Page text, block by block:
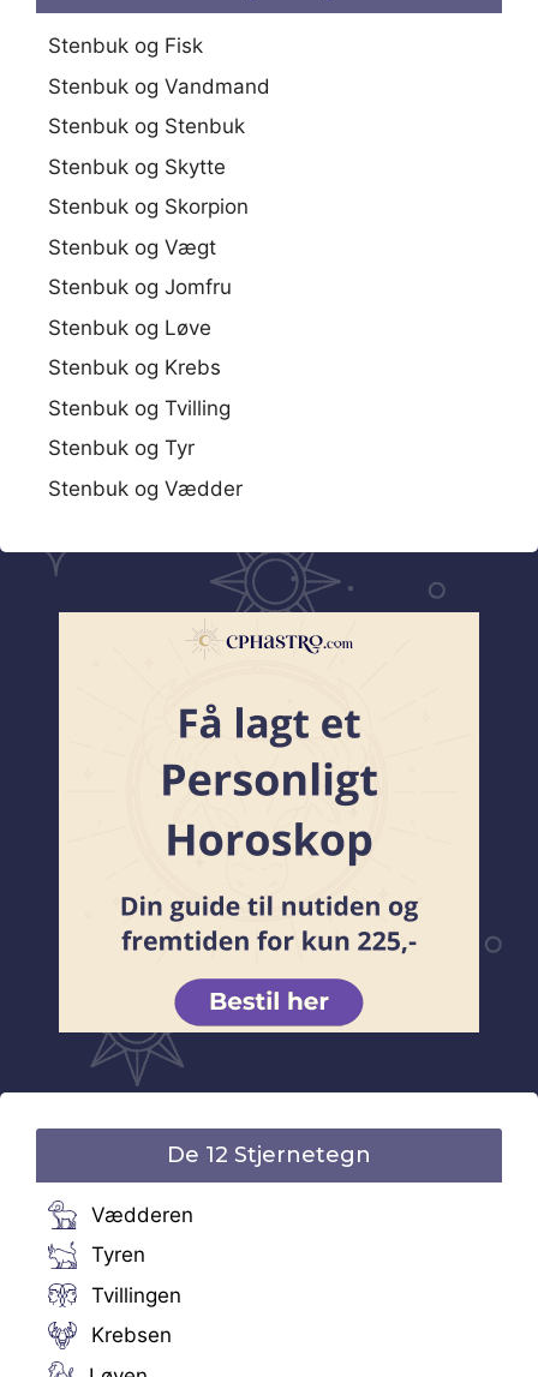
Stenbuk og Fisk
Stenbuk og Vandmand
Stenbuk og Stenbuk
Stenbuk og Skytte
Stenbuk og Skorpion
Stenbuk og Vægt
Stenbuk og Jomfru
Stenbuk og Løve
Stenbuk og Krebs
Stenbuk og Tvilling
Stenbuk og Tyr
Stenbuk og Vædder
De 12 Stjernetegn
Vædderen
Tyren
Tvillingen
Krebsen